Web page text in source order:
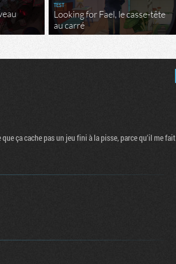
TEST
Looking for Fael, le casse-tête
au carré
ça cache pas un jeu fini à la pisse, parce qu'il me fait